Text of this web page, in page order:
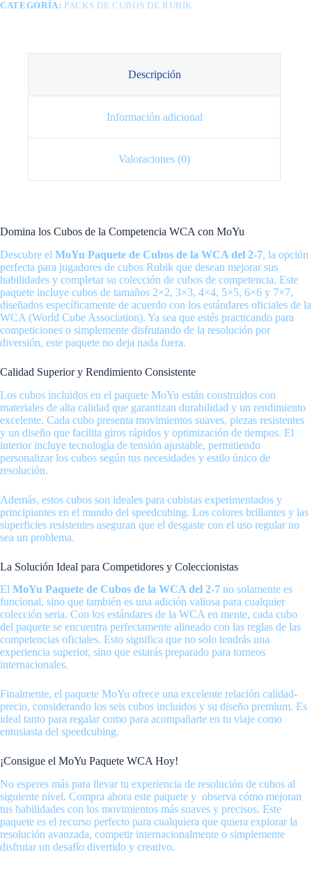
CATEGORÍA: PACKS DE CUBOS DE RUBIK
Descripción
Información adicional
Valoraciones (0)
Domina los Cubos de la Competencia WCA con MoYu
Descubre el MoYu Paquete de Cubos de la WCA del 2-7, la opción
perfecta para jugadores de cubos Rubik que desean mejorar sus
habilidades y completar su colección de cubos de competencia. Este
paquete incluye cubos de tamaños 2×2, 3×3, 4×4, 5×5, 6×6 y 7×7,
diseñados específicamente de acuerdo con los estándares oficiales de la
WCA (World Cube Association). Ya sea que estés practicando para
competiciones o simplemente disfrutando de la resolución por
diversión, este paquete no deja nada fuera.
Calidad Superior y Rendimiento Consistente
Los cubos incluidos en el paquete MoYu están construidos con
materiales de alta calidad que garantizan durabilidad y un rendimiento
excelente. Cada cubo presenta movimientos suaves, piezas resistentes
y un diseño que facilita giros rápidos y optimización de tiempos. El
interior incluye tecnología de tensión ajustable, permitiendo
personalizar los cubos según tus necesidades y estilo único de
resolución.
Además, estos cubos son ideales para cubistas experimentados y
principiantes en el mundo del speedcubing. Los colores brillantes y las
superficies resistentes aseguran que el desgaste con el uso regular no
sea un problema.
La Solución Ideal para Competidores y Coleccionistas
El MoYu Paquete de Cubos de la WCA del 2-7 no solamente es
funcional, sino que también es una adición valiosa para cualquier
colección seria. Con los estándares de la WCA en mente, cada cubo
del paquete se encuentra perfectamente alineado con las reglas de las
competencias oficiales. Esto significa que no solo tendrás una
experiencia superior, sino que estarás preparado para torneos
internacionales.
Finalmente, el paquete MoYu ofrece una excelente relación calidad-
precio, considerando los seis cubos incluidos y su diseño premium. Es
ideal tanto para regalar como para acompañarte en tu viaje como
entusiasta del speedcubing.
¡Consigue el MoYu Paquete WCA Hoy!
No esperes más para llevar tu experiencia de resolución de cubos al
siguiente nivel. Compra ahora este paquete y observa cómo mejoran
tus habilidades con los movimientos más suaves y precisos. Este
paquete es el recurso perfecto para cualquiera que quiera explorar la
resolución avanzada, competir internacionalmente o simplemente
disfrutar un desafío divertido y creativo.